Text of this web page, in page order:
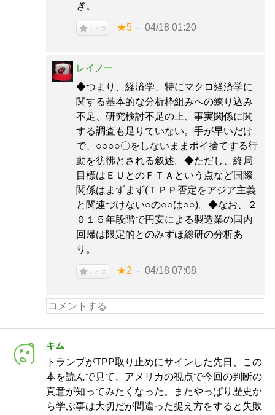
ぎ。
ナイス ★5 04/18 01:20
レイノー
◆つまり、経済学、特にマクロ経済学に
関する基本的な分析枠組みへの練り込み
不足、研究検討不足の上、事実関係に関
する調査も足りていない。手が早いだけ
で、○○○○〇をしないままポイ捨てする行
動を彷彿とされる叙述。◆ただし、終局
目標はＥＵとのＦＴＡという点など国際
関係はまずまず(ＴＰＰ否定をアジア主義
と関連づけない○の○○は○○)。◆なお、２
０１５年段階で円安による製造業の国内
回帰は限定的とのみずほ総研の分析あ
り。
ナイス ★2 04/18 07:08
キム
トランプがTPP取り止めにサインした先日、この
本を読んで見て、アメリカの視点で今回の判断の
真意が知ってみたくなった。またやっぱり歴史か
ら学ぶ事は大切だが間違った捉え方をすると失敗